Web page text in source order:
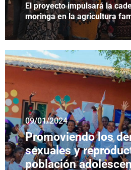
El proyecto impulsará la
moringa en la agricultura
09/01/2024
Promoviendo los
sexuales y
población